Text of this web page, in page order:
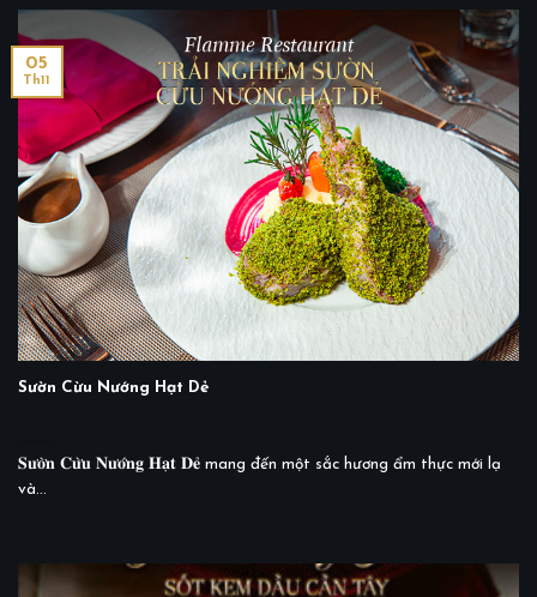
Sườn Cừu Nướng Hạt Dẻ
𝐒𝐮̛𝐨̛̀𝐧 𝐂𝐮̛̀𝐮 𝐍𝐮̛𝐨̛́𝐧𝐠 𝐇𝐚̣𝐭 𝐃𝐞̉ mang đến một sắc hương ẩm thực mới lạ
và...
05
Th11